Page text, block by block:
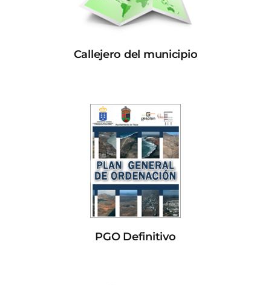
Callejero del municipio
PGO Definitivo